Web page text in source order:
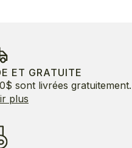
ET GRATUITE
sont livrées gratuitement.
plus